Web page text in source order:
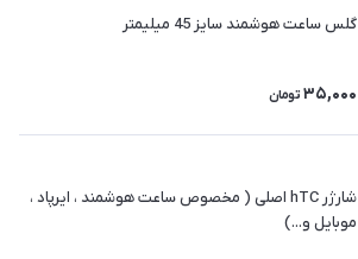
گلس ساعت هوشمند سایز 45 میلیمتر
35,000 تومان
شارژر hTC اصلی ( مخصوص ساعت هوشمند ، ایرپاد ،
موبایل و...)